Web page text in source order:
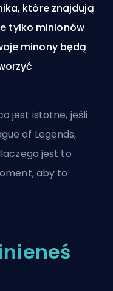
które znajdują
tylko minionów
minony będą
jest istotne, jeśli
of Legends,
jest to
aby to